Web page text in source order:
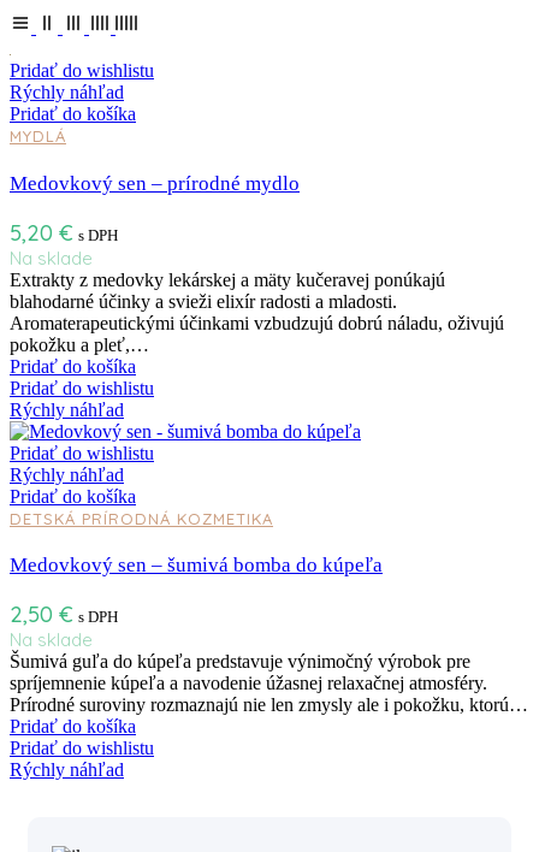
Pridať do wishlistu
Rýchly náhľad
Pridať do košíka
MYDLÁ
Medovkový sen – prírodné mydlo
5,20 € s DPH
Na sklade
Extrakty z medovky lekárskej a mäty kučeravej ponúkajú
blahodarné účinky a svieži elixír radosti a mladosti.
Aromaterapeutickými účinkami vzbudzujú dobrú náladu, oživujú
pokožku a pleť,…
Pridať do košíka
Pridať do wishlistu
Rýchly náhľad
Pridať do wishlistu
Rýchly náhľad
Pridať do košíka
DETSKÁ PRÍRODNÁ KOZMETIKA
Medovkový sen – šumivá bomba do kúpeľa
2,50 € s DPH
Na sklade
Šumivá guľa do kúpeľa predstavuje výnimočný výrobok pre
spríjemnenie kúpeľa a navodenie úžasnej relaxačnej atmosféry.
Prírodné suroviny rozmaznajú nie len zmysly ale i pokožku, ktorú…
Pridať do košíka
Pridať do wishlistu
Rýchly náhľad